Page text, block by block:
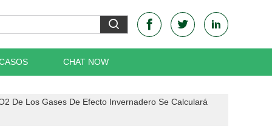
CHAT NOW
De Los Gases De Efecto Invernadero Se Calculará